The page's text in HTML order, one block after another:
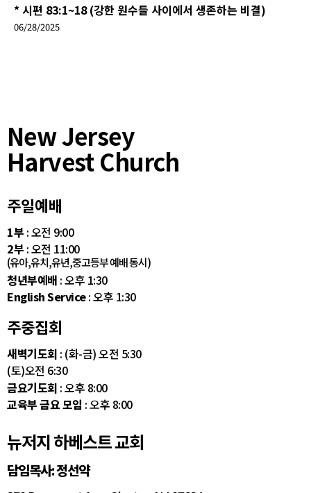
* 시편 83:1~18 (강한 원수들 사이에서 생존하는 비결)
06/28/2025
New Jersey
Harvest Church
주일예배
1부 : 오전 9:00
2부 : 오전 11:00
(유아,유치,유년,중고등부 예배 동시)
청년부예배 : 오후 1:30
English Service: 오후 1:30
주중집회
새벽기도회 : (화-금) 오전 5:30
(토)오전 6:30
금요기도회 : 오후 8:00
교육부 금요 모임 : 오후 8:00
뉴저지 하베스트 교회
담임목사: 정선약